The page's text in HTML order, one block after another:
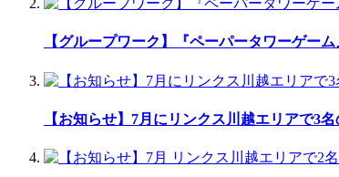
【グループワーク】『ペーパータワーゲーム
【お知らせ】7月にリンクス川越エリアで3